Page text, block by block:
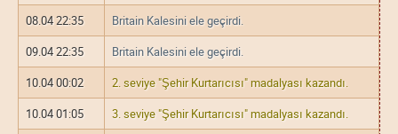
08.04 22:35
Britain Kalesini ele geçirdi.
09.04 22:35
Britain Kalesini ele geçirdi.
10.04 00:02
2. seviye "Şehir Kurtarıcısı" madalyası kazandı.
10.04 01:05
3. seviye "Şehir Kurtarıcısı" madalyası kazandı.